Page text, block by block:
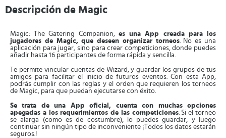
Descripción de Magic
Magic: The Gatering Companion, es una App creada para los
jugadores de Magic, que deseen organizar torneos. No es una
aplicación para jugar, sino para crear competiciones, donde puedes
añadir hasta 16 participantes de forma rápida y sencilla.
Te permite vincular cuentas de Wizard, y guardar los grupos de tus
amigos para facilitar el inicio de futuros eventos. Con esta App,
podrás cumplir con las reglas y el orden que requieren los torneos
de Magic, para que puedan ejecutarse con éxito.
Se trata de una App oficial, cuenta con muchas opciones
apegadas a los requerimientos de las competiciones. Si el torneo
se alarga (como es de costumbre), lo puedes guardar, y luego
continuar sin ningún tipo de inconveniente ¡Todos los datos estarán
seguros.!